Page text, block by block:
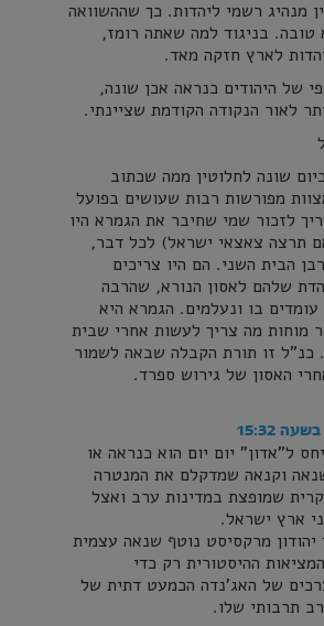
מנהיג רשמי ליהדות. כך שההשוואה
טובה. בניגוד למה שאתה רומז,
לארץ חזקה מאד.
של היהודים כנראה אכן שונה,
לאור הנקודה הקודמת שציינתי.
שונה לחלוטין ממה שכתוב
מפורשות רבות שעושים בפועל
לזכור שמי שחיבר את הגמרא היו
תרצה צאצאי ישראל) לכל דבר,
הבית השני. הם היו צריכים
שלהם לאסון הנורא, שהרבה
עומדים בו ונעלמים. הגמרא היא
מוחות מה צריך לעשות אחרי שבית
זו תורת הקבלה שבאה לשמור
האסון של גירוש ספרד.
ל"אדון" יום יום הוא כנראה או
וקנאה שמדקלם את המנטרה
שמופצת במדינות ערב ואצל
ארץ ישראל.
יהודון מרקסיסט נוטף שנאה עצמית
ההיסטורית רק כדי
של האג'נדה הכמעט דתית של
תרבותי שלו.